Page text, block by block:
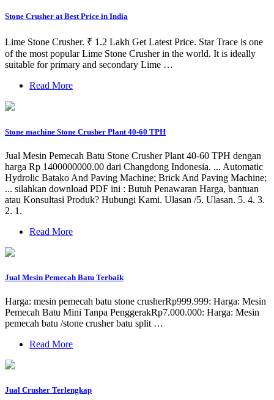
Stone Crusher at Best Price in India
Lime Stone Crusher. ₹ 1.2 Lakh Get Latest Price. Star Trace is one
of the most popular Lime Stone Crusher in the world. It is ideally
suitable for primary and secondary Lime …
Read More
Stone machine Stone Crusher Plant 40-60 TPH
Jual Mesin Pemecah Batu Stone Crusher Plant 40-60 TPH dengan
harga Rp 1400000000.00 dari Changdong Indonesia. ... Automatic
Hydrolic Batako And Paving Machine; Brick And Paving Machine;
... silahkan download PDF ini : Butuh Penawaran Harga, bantuan
atau Konsultasi Produk? Hubungi Kami. Ulasan /5. Ulasan. 5. 4. 3.
2. 1.
Read More
Jual Mesin Pemecah Batu Terbaik
Harga: mesin pemecah batu stone crusherRp999.999: Harga: Mesin
Pemecah Batu Mini Tanpa PenggerakRp7.000.000: Harga: Mesin
pemecah batu /stone crusher batu split …
Read More
Jual Crusher Terlengkap